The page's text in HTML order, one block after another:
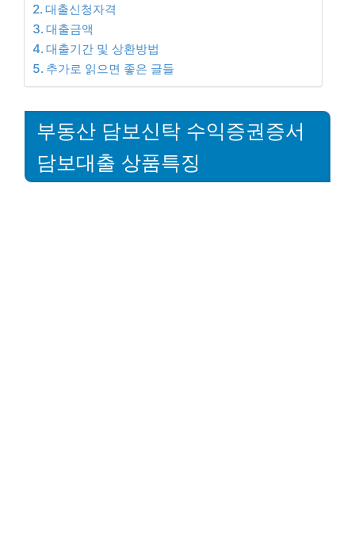
대출신청자격
대출금액
대출기간 및 상환방법
추가로 읽으면 좋은 글들
부동산 담보신탁 수익증권증서
담보대출 상품특징